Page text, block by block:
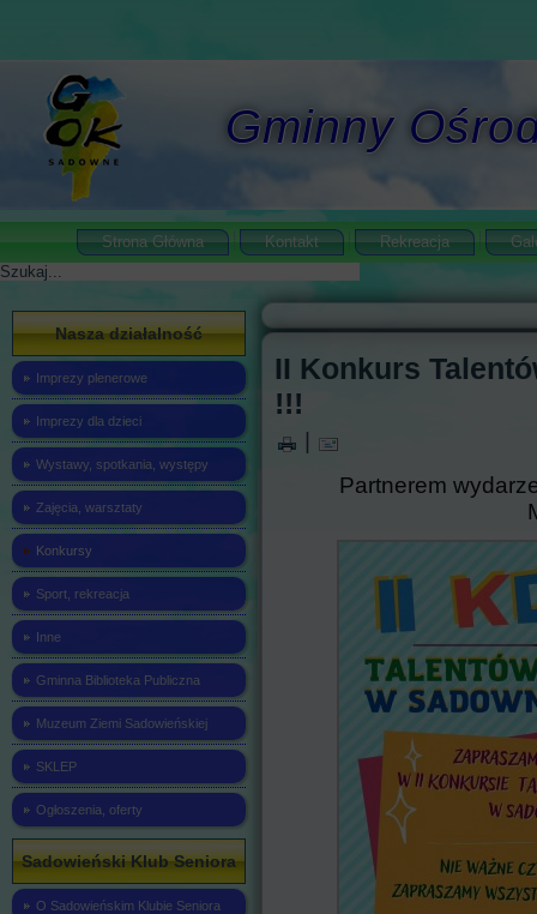
Gminny
Strona Główna Kontakt Rekreacja
Szukaj
Nasza działalność
Imprezy plenerowe
Imprezy dla dzieci
Wystawy, spotkania, występy
Zajęcia, warsztaty
Konkursy
Sport, rekreacja
Inne
Gminna Biblioteka Publiczna
Muzeum Ziemi Sadowieńskiej
SKLEP
Ogłoszenia, oferty
Sadowieński Klub Seniora
O Sadowieńskim Klubie Seniora
II Konkurs
!!!
Partnerem